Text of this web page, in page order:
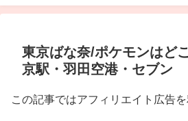
東京ばな奈/ポケモンはど
京駅・羽田空港・セブン
この記事ではアフィリエイト広告を